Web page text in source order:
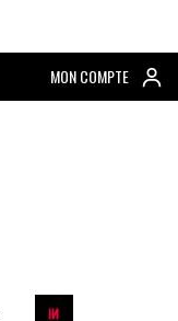
MON COMPTE